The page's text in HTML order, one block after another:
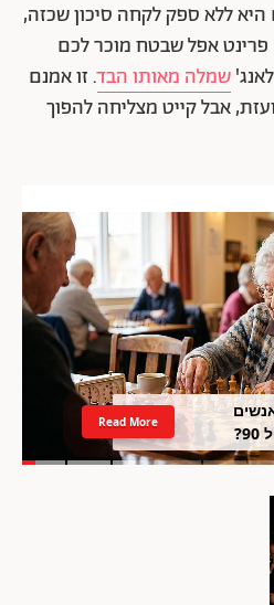
ללא ספק לקחה סיכון שכזה,
אפל שבטח מוכר לכם
שמלה מאותו הבד. זו אמנם
אבל קייט מצליחה להפוך
Read More